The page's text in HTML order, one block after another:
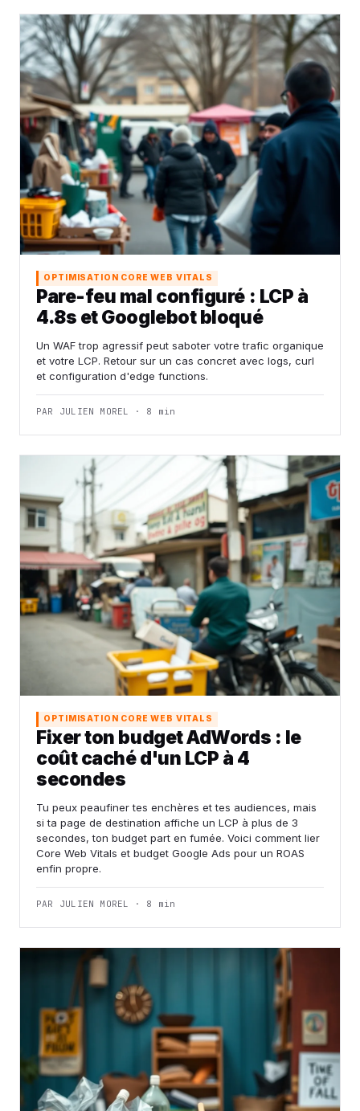
OPTIMISATION CORE WEB VITALS
Pare-feu mal configuré : LCP à
4.8s et Googlebot bloqué
Un WAF trop agressif peut saboter votre trafic organique
et votre LCP. Retour sur un cas concret avec logs, curl
et configuration d'edge functions.
PAR JULIEN MOREL · 8 min
OPTIMISATION CORE WEB VITALS
Fixer ton budget AdWords : le
coût caché d'un LCP à 4
secondes
Tu peux peaufiner tes enchères et tes audiences, mais
si ta page de destination affiche un LCP à plus de 3
secondes, ton budget part en fumée. Voici comment lier
Core Web Vitals et budget Google Ads pour un ROAS
enfin propre.
PAR JULIEN MOREL · 8 min